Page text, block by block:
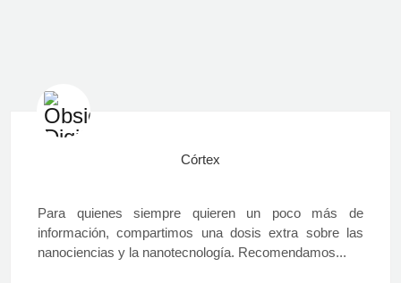
Córtex
Para quienes siempre quieren un poco más de
información, compartimos una dosis extra sobre las
nanociencias y la nanotecnología. Recomendamos...